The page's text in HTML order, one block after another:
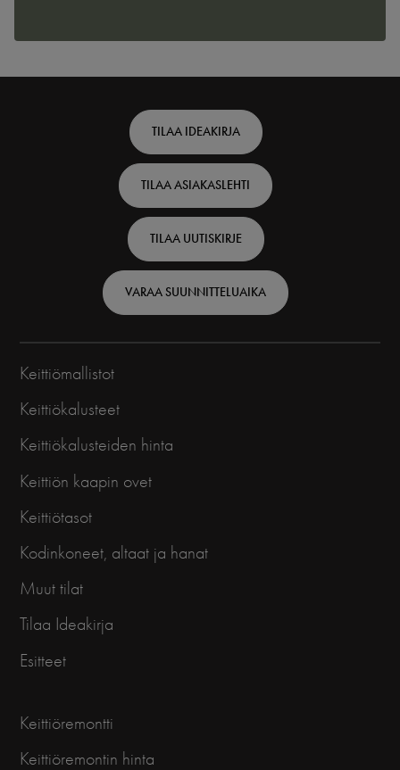
Finnish
TILAA IDEAKIRJA
TILAA ASIAKASLEHTI
TILAA UUTISKIRJE
VARAA SUUNNITTELUAIKA
Keittiömallistot
Keittiökalusteet
Keittiökalusteiden hinta
Keittiön kaapin ovet
Keittiötasot
Kodinkoneet, altaat ja hanat
Muut tilat
Tilaa Ideakirja
Esitteet
Keittiöremontti
Keittiöremontin hinta